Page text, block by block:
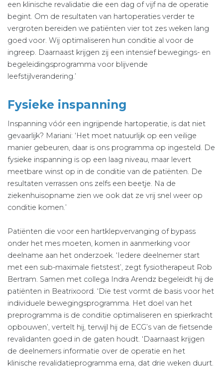
een klinische revalidatie die een dag of vijf na de operatie
begint. Om de resultaten van hartoperaties verder te
vergroten bereiden we patiënten vier tot zes weken lang
goed voor. Wij optimaliseren hun conditie al voor de
ingreep. Daarnaast krijgen zij een intensief bewegings- en
begeleidingsprogramma voor blijvende
leefstijlverandering.’
Fysieke inspanning
Inspanning vóór een ingrijpende hartoperatie, is dat niet
gevaarlijk? Mariani: ‘Het moet natuurlijk op een veilige
manier gebeuren, daar is ons programma op ingesteld. De
fysieke inspanning is op een laag niveau, maar levert
meetbare winst op in de conditie van de patiënten. De
resultaten verrassen ons zelfs een beetje. Na de
ziekenhuisopname zien we ook dat ze vrij snel weer op
conditie komen.’
Patiënten die voor een hartklepvervanging of bypass
onder het mes moeten, komen in aanmerking voor
deelname aan het onderzoek. ‘Iedere deelnemer start
met een sub-maximale fietstest’, zegt fysiotherapeut Rob
Bertram. Samen met collega Indra Arendz begeleidt hij de
patiënten in Beatrixoord. ‘Die test vormt de basis voor het
individuele bewegingsprogramma. Het doel van het
preprogramma is de conditie optimaliseren en spierkracht
opbouwen’, vertelt hij, terwijl hij de ECG’s van de fietsende
revalidanten goed in de gaten houdt. ‘Daarnaast krijgen
de deelnemers informatie over de operatie en het
klinische revalidatieprogramma erna, dat drie weken duurt.